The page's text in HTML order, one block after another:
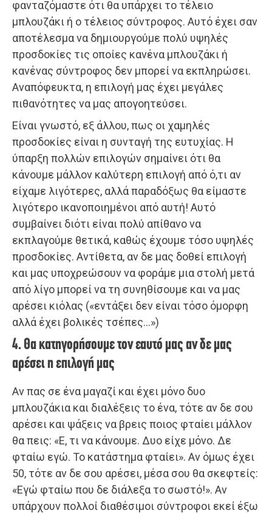
φανταζόμαστε ότι θα υπάρχει το τέλειο
μπλουζάκι ή ο τέλειος σύντροφος. Αυτό έχει σαν
αποτέλεσμα να δημιουργούμε πολύ υψηλές
προσδοκίες τις οποίες κανένα μπλουζάκι ή
κανένας σύντροφος δεν μπορεί να εκπληρώσει.
Αναπόφευκτα, η επιλογή μας έχει μεγάλες
πιθανότητες να μας απογοητεύσει.
Είναι γνωστό, εξ άλλου, πως οι χαμηλές
προσδοκίες είναι η συνταγή της ευτυχίας. H
ύπαρξη πολλών επιλογών σημαίνει ότι θα
κάνουμε μάλλον καλύτερη επιλογή από ό,τι αν
είχαμε λιγότερες, αλλά παραδόξως θα είμαστε
λιγότερο ικανοποιημένοι από αυτή! Αυτό
συμβαίνει διότι είναι πολύ απίθανο να
εκπλαγούμε θετικά, καθώς έχουμε τόσο υψηλές
προσδοκίες. Αντίθετα, αν δε μας δοθεί επιλογή
και μας υποχρεώσουν να φοράμε μια στολή μετά
από λίγο μπορεί να τη συνηθίσουμε και να μας
αρέσει κιόλας («εντάξει δεν είναι τόσο όμορφη
αλλά έχει βολικές τσέπες…»)
4. Θα κατηγορήσουμε τον εαυτό μας αν δε μας
αρέσει η επιλογή μας
Αν πας σε ένα μαγαζί και έχει μόνο δυο
μπλουζάκια και διαλέξεις το ένα, τότε αν δε σου
αρέσει και ψάξεις να βρεις ποιος φταίει μάλλον
θα πεις: «Ε, τι να κάνουμε. Δυο είχε μόνο. Δε
φταίω εγώ. Το κατάστημα φταίει». Αν όμως έχει
50, τότε αν δε σου αρέσει, μέσα σου θα σκεφτείς:
«Εγώ φταίω που δε διάλεξα το σωστό!». Αν
υπάρχουν πολλοί διαθέσιμοι σύντροφοι εκεί έξω